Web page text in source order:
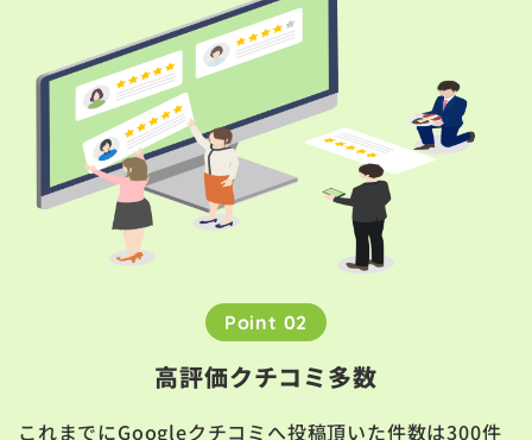
Point 02
高評価クチコミ多数
これまでにGoogleクチコミへ投稿頂いた件数は300件